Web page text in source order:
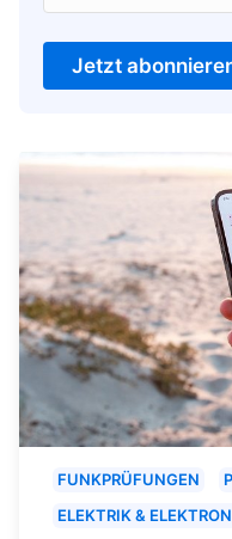
Jetzt
FUNKPRÜFUNGEN
ELEKTRIK &